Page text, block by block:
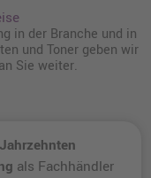
in der Branche und in
und Toner geben wir
Sie weiter.
als Fachhändler